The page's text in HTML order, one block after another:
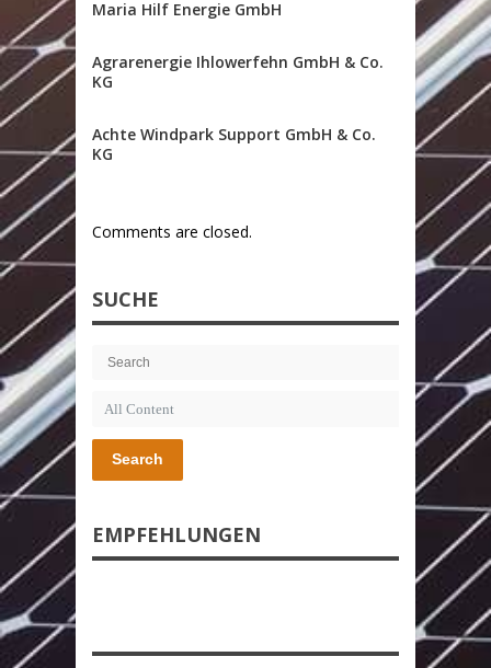
Maria Hilf Energie GmbH
Agrarenergie Ihlowerfehn GmbH & Co.
KG
Achte Windpark Support GmbH & Co.
KG
Comments are closed.
SUCHE
Search
EMPFEHLUNGEN